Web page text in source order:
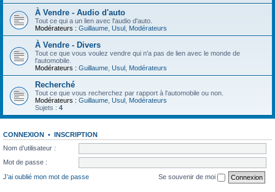
À Vendre - Audio d'auto
Tout ce qui a un lien avec l'audio d'auto.
Modérateurs : Guillaume Usul Modérateurs
À Vendre - Divers
Tout ce que vous voulez vendre qui n'a pas de lien avec le monde de
l'automobile.
Modérateurs : Guillaume Usul Modérateurs
Recherché
Tout ce que vous recherchez par rapport à l'automobile ou non.
Modérateurs : Guillaume Usul Modérateurs
Sujets : 4
CONNEXION • INSCRIPTION
Nom d’utilisateur :
Mot de passe :
J’ai oublié mon mot de passe
Se souvenir de moi